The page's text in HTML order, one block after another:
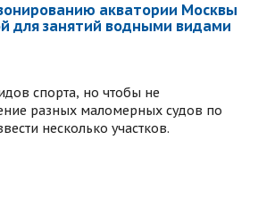
акватории Москвы
для занятий водными видами
спорта, но чтобы не
разных маломерных судов по
несколько участков.